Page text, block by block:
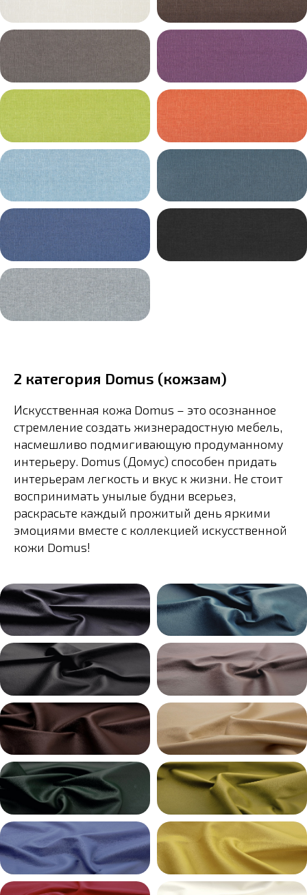
Коллекция рогожки Romeo выделяется
меланжевым окрасом и фактурным
переплетением нитей, придающих ткани
объем. Рогожка Romeo имеет универсальное
назначение, карта цветов коллекции включает
сдержанные оттенки и более яркие. Ткани из
этой коллекции можно комбинировать между
собой или с другими аналогами.
2 категория Domus (кожзам)
Искусственная кожа Domus – это осознанное
стремление создать жизнерадостную мебель,
насмешливо подмигивающую продуманному
интерьеру. Domus (Домус) способен придать
интерьерам легкость и вкус к жизни. Не стоит
воспринимать унылые будни всерьез,
раскрасьте каждый прожитый день яркими
эмоциями вместе с коллекцией искусственной
кожи Domus!